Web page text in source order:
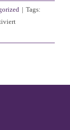
| Tags:
für
zum